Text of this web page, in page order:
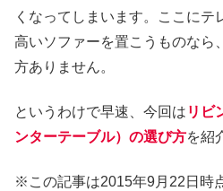
くなってしまいます。ここにテ
高いソファーを置こうものなら
方ありません。
というわけで早速、今回は リビ
ンターテーブル）の選び方を紹
※この記事は2015年9月22日時